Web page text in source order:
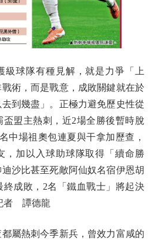
球隊有種見解，就是力爭「上
術，而是戰意，成敗關鍵就在於
到幾盡」。正極力避免歷史性從
盃盟主熱刺，近2場全勝後暫時脫
中場祖奧包連夏與干拿加歷查，
，加以入球助球隊取得「續命勝
沙比甚至死敵阿仙奴名宿伊恩胡
終成敗，2名「鐵血戰士」將起決
者 譚德龍
熱刺今季新兵，曾效力富咸的